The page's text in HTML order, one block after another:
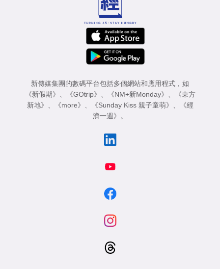
新傳媒集團的數碼平台包括多個網站和應用程式，如
《新假期》
《GOtrip》 《NM+新Monday》
《東方
新地》
《more》 《Sunday Kiss 親子童萌》
《經
濟一週》
。